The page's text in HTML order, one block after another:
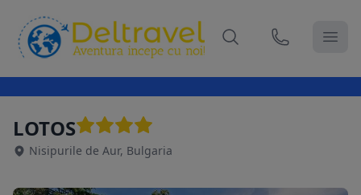
LOTOS
Nisipurile de Aur, Bulgaria